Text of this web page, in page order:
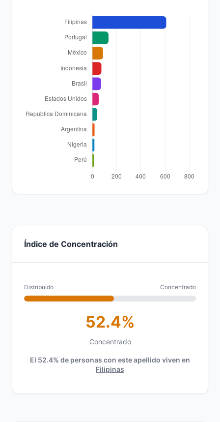
Índice de Concentración
Distribuido Concentrado
52.4%
Concentrado
El 52.4% de personas con este apellido viven en
Filipinas